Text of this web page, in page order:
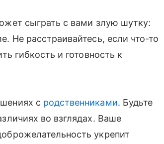
сыграть с вами злую шутку:
Не расстраивайтесь, если что-то
гибкость и готовность к
с родственниками. Будьте
во взглядах. Ваше
укрепит